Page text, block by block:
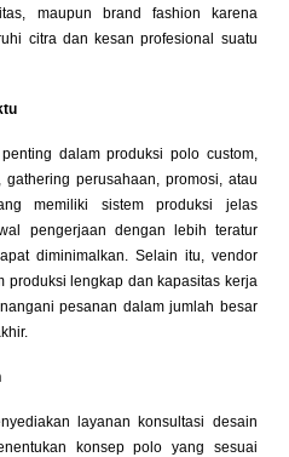
maupun brand fashion karena
citra dan kesan profesional suatu
dalam produksi polo custom,
perusahaan, promosi, atau
memiliki sistem produksi jelas
pengerjaan dengan lebih teratur
diminimalkan. Selain itu, vendor
produksi lengkap dan kapasitas kerja
pesanan dalam jumlah besar
layanan konsultasi desain
konsep polo yang sesuai